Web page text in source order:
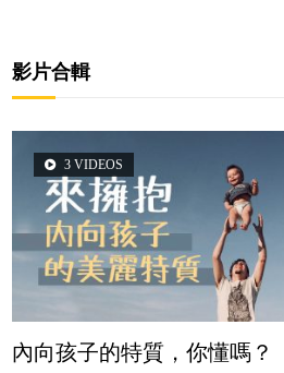
影片合輯
3 VIDEOS
內向孩子的特質，你懂嗎？
5 VIDEOS
夫妻必看！經營婚姻，沒捷徑
14 VIDEOS
新手父母不用怕
2 VIDEOS
想孩子學好外語，點做好？
6 VIDEOS
孩子能力天注定？